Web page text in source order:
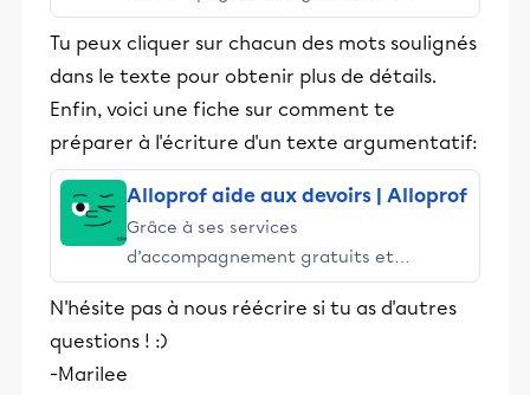
stimulants, Alloprof engage les élèves
et leurs parents dans la réussite
éducative.
Tu peux cliquer sur chacun des mots soulignés
dans le texte pour obtenir plus de détails.
Enfin, voici une fiche sur comment te
préparer à l'écriture d'un texte argumentatif:
Alloprof aide aux devoirs | Alloprof
Grâce à ses services
d’accompagnement gratuits et
stimulants, Alloprof engage les élèves
et leurs parents dans la réussite
éducative.
N'hésite pas à nous réécrire si tu as d'autres
questions ! :)
-Marilee